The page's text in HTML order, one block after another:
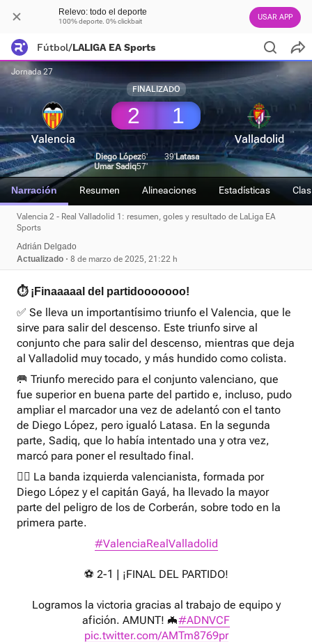
Relevo: todo el deporte
100% deporte. 0% clickbait USAR APP
Fútbol/LALIGA EA Sports
Jornada 27
FINALIZADO
Valencia
2 1
Valladolid
Diego López6'
Umar Sadiq57'
39'Latasa
Narración Resumen Alineaciones Estadísticas
Valencia 2 - Real Valladolid 1: resumen, goles y resultado de LaLiga EA
Sports
Adrián Delgado
Actualizado
8 de marzo de 2025, 21:22 h
⏱️ ¡Finaaaaal del partidooooooo!
✅ Se lleva un importantísimo triunfo el Valencia, que le
sirve para salir del descenso. Este triunfo sirve al
conjunto che para salir del descenso, mientras que deja
al Valladolid muy tocado, y más hundido como colista.
🥅 Triunfo merecido para el conjunto valenciano, que
fue superior en buena parte del partido e, incluso, pudo
ampliar el marcador una vez de adelantó con el tanto
de Diego López, pero igualó Latasa. En la segunda
parte, Sadiq, que lo había intentado una y otra vez,
marcó para poner el resultado final.
🏃‍♂️ La banda izquierda valencianista, formada por
Diego López y el capitán Gayá, ha llevado la mayor
parte del peligro de los de Corberán, sobre todo en la
primera parte.
#ValenciaRealValladolid
⚽ 2-1 | ¡FINAL DEL PARTIDO!
Logramos la victoria gracias al trabajo de equipo y
afición. AMUNT! 🦇#ADNVCF
pic.twitter.com/AMTm8769pr